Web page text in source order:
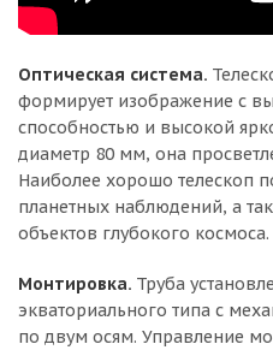
Оптическая система.
формирует изображение с
способностью и высокой
диаметр 80 мм, она
Наиболее хорошо телескоп
планетных наблюдений, а
объектов глубокого космоса.
Монтировка. Труба
экваториального типа с
по двум осям. Управление